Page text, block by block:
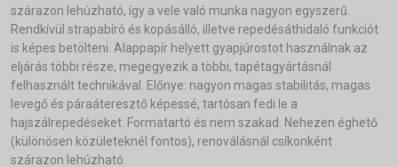
szárazon lehúzható, így a vele való munka nagyon egyszerű.
Rendkívül strapabíró és kopásálló, illetve repedésáthidaló funkciót
is képes betölteni. Alappapír helyett gyapjúrostot használnak az
eljárás többi része, megegyezik a többi, tapétagyártásnál
felhasznált technikával. Előnye: nagyon magas stabilitás, magas
levegő és páraáteresztő képessé, tartósan fedi le a
hajszálrepedéseket. Formatartó és nem szakad. Nehezen éghető
(különösen közületeknél fontos), renoválásnál csíkonként
szárazon lehúzható.